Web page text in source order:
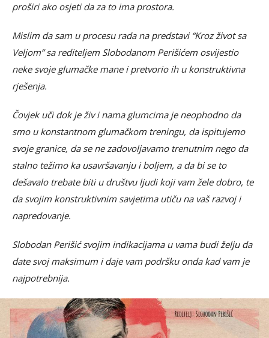
proširi ako osjeti da za to ima prostora.
Mislim da sam u procesu rada na predstavi “Kroz život sa
Veljom” sa rediteljem Slobodanom Perišićem osvijestio
neke svoje glumačke mane i pretvorio ih u konstruktivna
rješenja.
Čovjek uči dok je živ i nama glumcima je neophodno da
smo u konstantnom glumačkom treningu, da ispitujemo
svoje granice, da se ne zadovoljavamo trenutnim nego da
stalno težimo ka usavršavanju i boljem, a da bi se to
dešavalo trebate biti u društvu ljudi koji vam žele dobro, te
da svojim konstruktivnim savjetima utiču na vaš razvoj i
napredovanje.
Slobodan Perišić svojim indikacijama u vama budi želju da
date svoj maksimum i daje vam podršku onda kad vam je
najpotrebnija.